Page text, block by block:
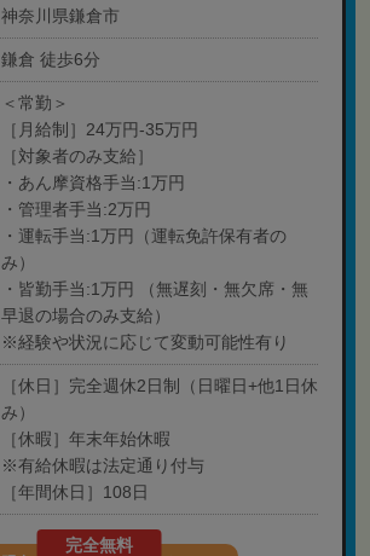
神奈川県鎌倉市
鎌倉 徒歩6分
＜常勤＞
［月給制］24万円-35万円
［対象者のみ支給］
・あん摩資格手当:1万円
・管理者手当:2万円
・運転手当:1万円（運転免許保有者の
み）
・皆勤手当:1万円 （無遅刻・無欠席・無
早退の場合のみ支給）
※経験や状況に応じて変動可能性有り
［休日］完全週休2日制（日曜日+他1日休
み）
［休暇］年末年始休暇
※有給休暇は法定通り付与
［年間休日］108日
完全無料